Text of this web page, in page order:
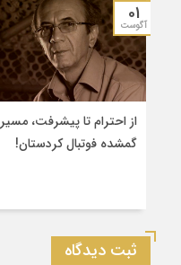
01
آگوست
از احترام تا پیشرفت، مسیر
گمشده فوتبال کردستان!
ثبت دیدگاه